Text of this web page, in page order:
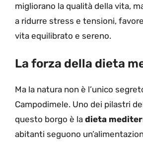
migliorano la qualità della vita,
a ridurre stress e tensioni,
vita equilibrato e sereno.
La forza della dieta
Ma la natura non è l’unico
Campodimele. Uno dei pilastri
questo borgo è la dieta
abitanti seguono